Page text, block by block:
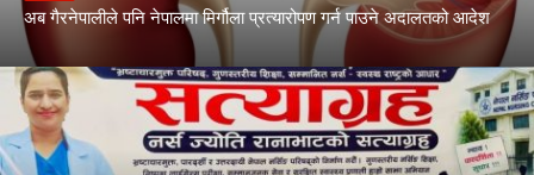
अब गैरनेपालीले पनि नेपालमा मिर्गौला प्रत्यारोपण गर्न पाउने अदालतको आदेश